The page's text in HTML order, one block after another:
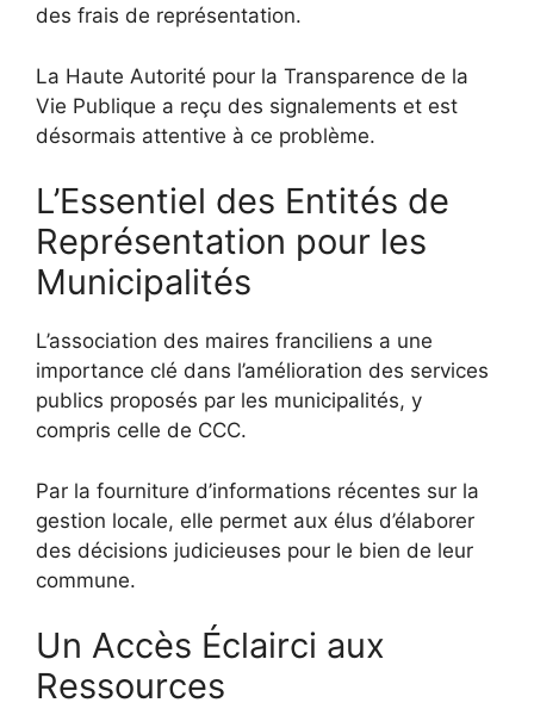
des frais de représentation.
La Haute Autorité pour la Transparence de la
Vie Publique a reçu des signalements et est
désormais attentive à ce problème.
L’Essentiel des Entités de
Représentation pour les
Municipalités
L’association des maires franciliens a une
importance clé dans l’amélioration des services
publics proposés par les municipalités, y
compris celle de CCC.
Par la fourniture d’informations récentes sur la
gestion locale, elle permet aux élus d’élaborer
des décisions judicieuses pour le bien de leur
commune.
Un Accès Éclairci aux
Ressources